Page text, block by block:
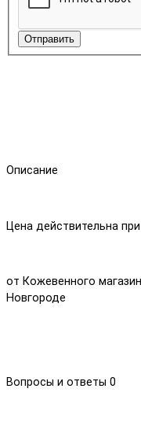
Отправить
Описание
Цена действительна
от Кожевенного
Новгороде
Вопросы и ответы 0